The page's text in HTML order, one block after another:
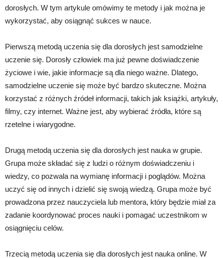
dorosłych. W tym artykule omówimy te metody i jak można je
wykorzystać, aby osiągnąć sukces w nauce.
Pierwszą metodą uczenia się dla dorosłych jest samodzielne
uczenie się. Dorosły człowiek ma już pewne doświadczenie
życiowe i wie, jakie informacje są dla niego ważne. Dlatego,
samodzielne uczenie się może być bardzo skuteczne. Można
korzystać z różnych źródeł informacji, takich jak książki, artykuły,
filmy, czy internet. Ważne jest, aby wybierać źródła, które są
rzetelne i wiarygodne.
Drugą metodą uczenia się dla dorosłych jest nauka w grupie.
Grupa może składać się z ludzi o różnym doświadczeniu i
wiedzy, co pozwala na wymianę informacji i poglądów. Można
uczyć się od innych i dzielić się swoją wiedzą. Grupa może być
prowadzona przez nauczyciela lub mentora, który będzie miał za
zadanie koordynować proces nauki i pomagać uczestnikom w
osiągnięciu celów.
Trzecią metodą uczenia się dla dorosłych jest nauka online. W